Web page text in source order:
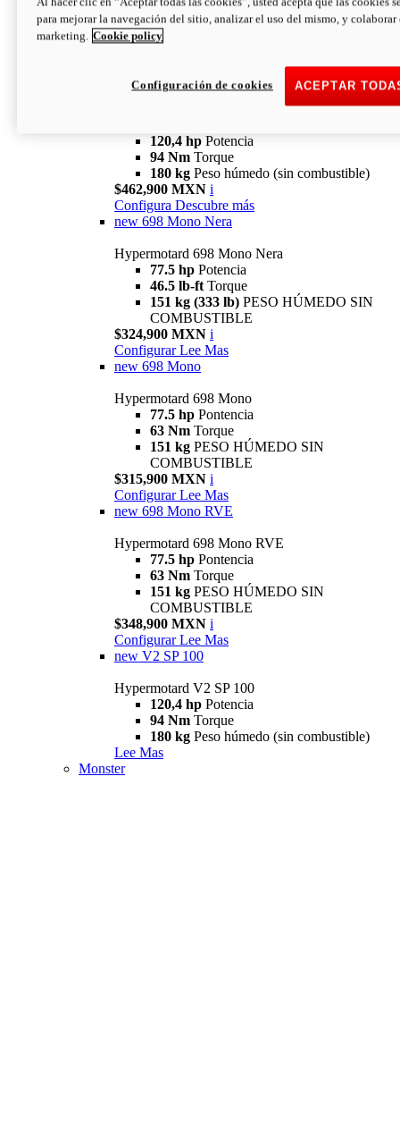
94 NmTorque
180 kgPESO HÚMEDO SIN
COMBUSTIBLE
newV2 SP
120,4 hp Potencia
94 Nm Torque
180 kg Peso húmedo (sin combustible)
$462,900 MXN i
Configura Descubre más
new 698 Mono Nera
Hypermotard 698 Mono Nera
77.5 hp Potencia
46.5 lb-ft Torque
151 kg (333 lb) PESO HÚMEDO SIN
COMBUSTIBLE
$324,900 MXN i
Configurar Lee Mas
new 698 Mono
Hypermotard 698 Mono
77.5 hp Pontencia
63 Nm Torque
151 kg PESO HÚMEDO SIN
COMBUSTIBLE
$315,900 MXN i
Configurar Lee Mas
new 698 Mono RVE
Hypermotard 698 Mono RVE
77.5 hp Pontencia
63 Nm Torque
151 kg PESO HÚMEDO SIN
COMBUSTIBLE
$348,900 MXN i
Configurar Lee Mas
new V2 SP 100
Hypermotard V2 SP 100
120,4 hp Potencia
94 Nm Torque
180 kg Peso húmedo (sin combustible)
Lee Mas
Monster
para mejorar la navegación del sitio, analizar el uso del mismo, y colaborar
marketing. Cookie policy
ACEPTAR
Configuración de cookies